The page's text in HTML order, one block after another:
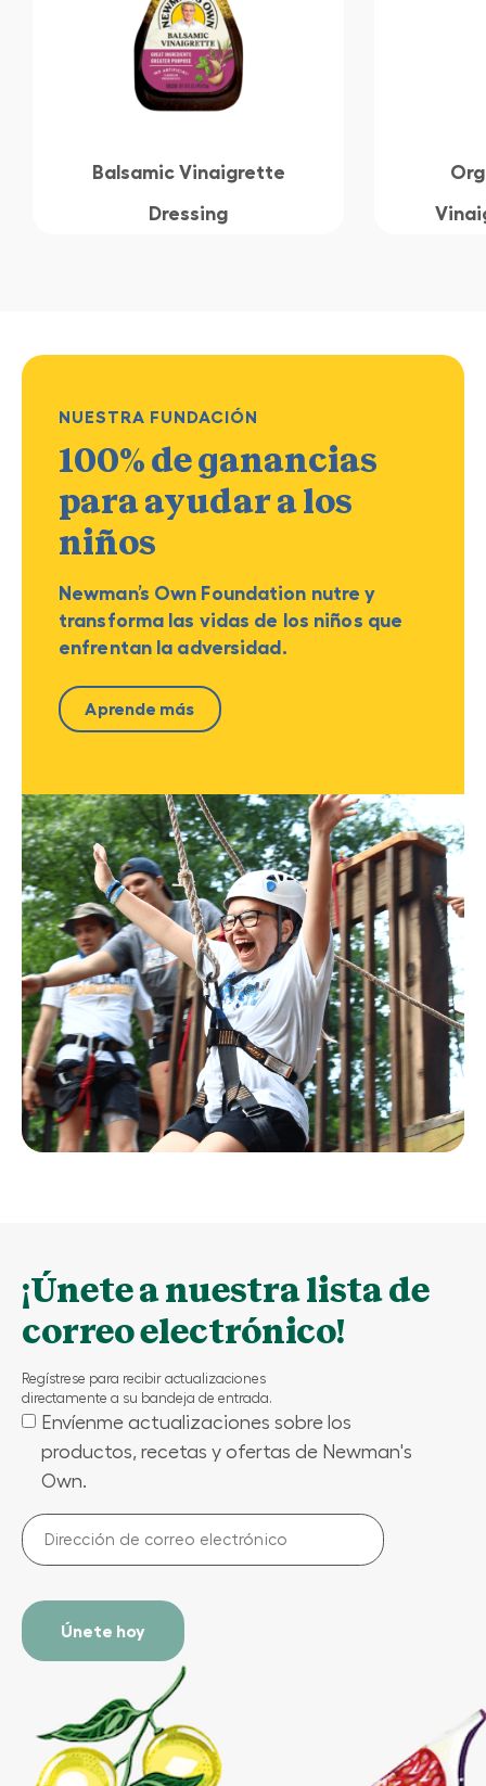
Balsamic Vinaigrette
Dressing
NUESTRA FUNDACIÓN
100% de ganancias
para ayudar a los
niños
Newman’s Own Foundation nutre y
transforma las vidas de los niños que
enfrentan la adversidad.
Aprende más
¡Únete a nuestra lista de
correo electrónico!
Regístrese para recibir actualizaciones
directamente a su bandeja de entrada.
(Required)
Envíenme actualizaciones sobre los
productos, recetas y ofertas de Newman's
Own.
Dirección
de
correo
electrónico
(Required)